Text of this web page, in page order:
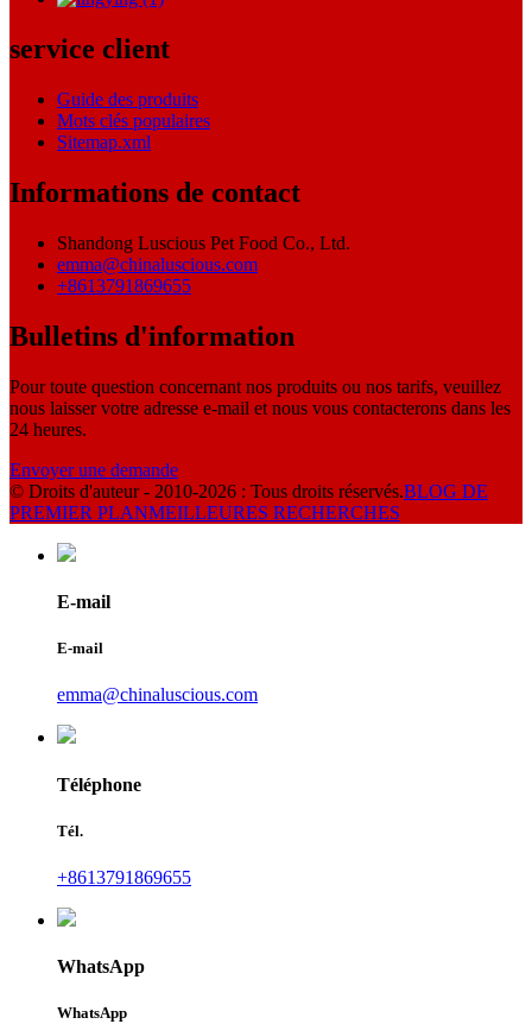
service client
Guide des produits
Mots clés populaires
Sitemap.xml
Informations de contact
Shandong Luscious Pet Food Co., Ltd.
emma@chinaluscious.com
+8613791869655
Bulletins d'information
Pour toute question concernant nos produits ou nos tarifs, veuillez
nous laisser votre adresse e-mail et nous vous contacterons dans les
24 heures.
Envoyer une demande
© Droits d'auteur - 2010-2026 : Tous droits réservés.BLOG DE
PREMIER PLANMEILLEURES RECHERCHES
E-mail
E-mail
emma@chinaluscious.com
Téléphone
Tél.
+8613791869655
WhatsApp
WhatsApp